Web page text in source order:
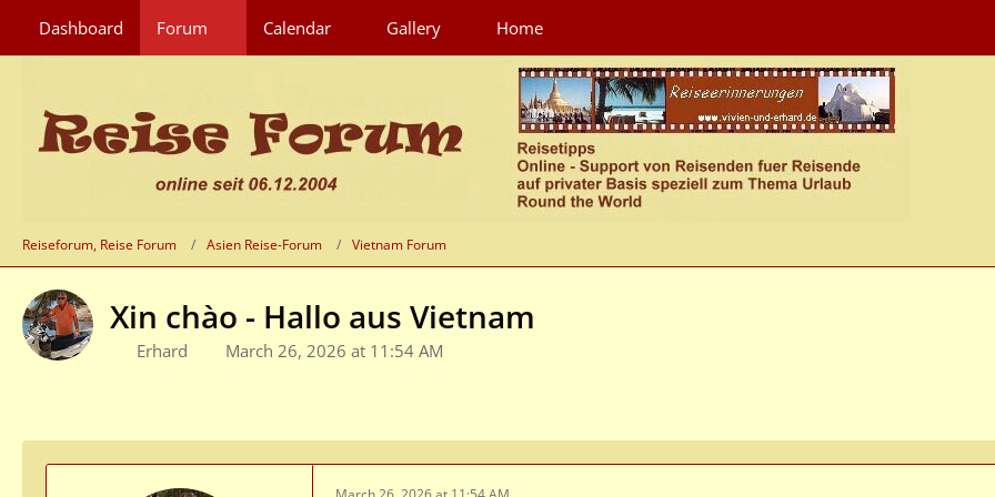
Dashboard Forum Calendar Gallery Home
Reiseforum, Reise Forum Asien Reise-Forum Vietnam Forum
Xin chào - Hallo aus Vietnam
Erhard March 26, 2026 at 11:54 AM